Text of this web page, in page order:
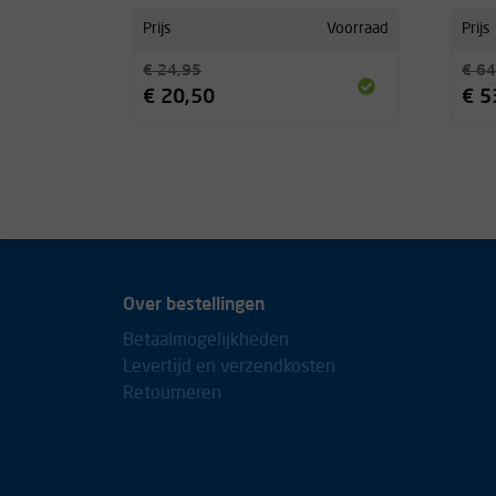
Prijs Voorraad
€ 24,95
€ 20,50
Prijs
€
€
Over bestellingen
Betaalmogelijkheden
Levertijd en verzendkosten
Retourneren